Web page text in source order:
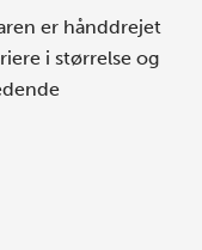
er hånddrejet
i størrelse og